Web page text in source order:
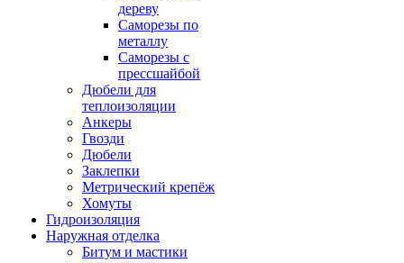
дереву
Саморезы по
металлу
Саморезы с
прессшайбой
Дюбели для
теплоизоляции
Анкеры
Гвозди
Дюбели
Заклепки
Метрический крепёж
Хомуты
Гидроизоляция
Наружная отделка
Битум и мастики